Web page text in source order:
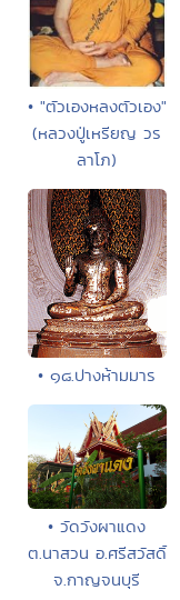
• "ตัวเองหลงตัวเอง"
(หลวงปู่เหรียญ วร
ลาโภ)
• ๑๘.ปางห้ามมาร
• วัดวังผาแดง
ต.นาสวน อ.ศรีสวัสดิ์
จ.กาญจนบุรี